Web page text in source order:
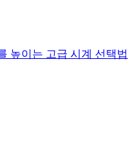
높이는 고급 시계 선택법